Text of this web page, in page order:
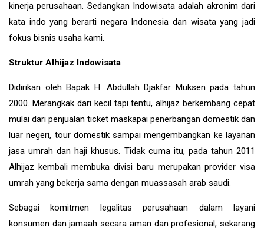
kinerja perusahaan. Sedangkan Indowisata adalah akronim dari
kata indo yang berarti negara Indonesia dan wisata yang jadi
fokus bisnis usaha kami.
Struktur Alhijaz Indowisata
Didirikan oleh Bapak H. Abdullah Djakfar Muksen pada tahun
2000. Merangkak dari kecil tapi tentu, alhijaz berkembang cepat
mulai dari penjualan ticket maskapai penerbangan domestik dan
luar negeri, tour domestik sampai mengembangkan ke layanan
jasa umrah dan haji khusus. Tidak cuma itu, pada tahun 2011
Alhijaz kembali membuka divisi baru merupakan provider visa
umrah yang bekerja sama dengan muassasah arab saudi.
Sebagai komitmen legalitas perusahaan dalam layani
konsumen dan jamaah secara aman dan profesional, sekarang